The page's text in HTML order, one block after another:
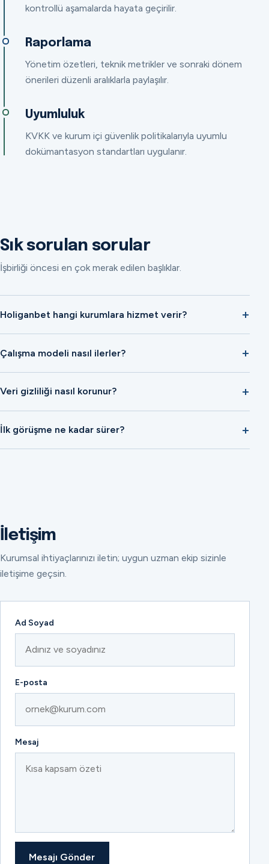
kontrollü aşamalarda hayata geçirilir.
Raporlama
Yönetim özetleri, teknik metrikler ve sonraki dönem
önerileri düzenli aralıklarla paylaşılır.
Uyumluluk
KVKK ve kurum içi güvenlik politikalarıyla uyumlu
dokümantasyon standartları uygulanır.
Sık sorulan sorular
İşbirliği öncesi en çok merak edilen başlıklar.
Holiganbet hangi kurumlara hizmet verir?
Çalışma modeli nasıl ilerler?
Veri gizliliği nasıl korunur?
İlk görüşme ne kadar sürer?
İletişim
Kurumsal ihtiyaçlarınızı iletin; uygun uzman ekip sizinle
iletişime geçsin.
Ad Soyad
E-posta
Mesaj
Mesajı Gönder